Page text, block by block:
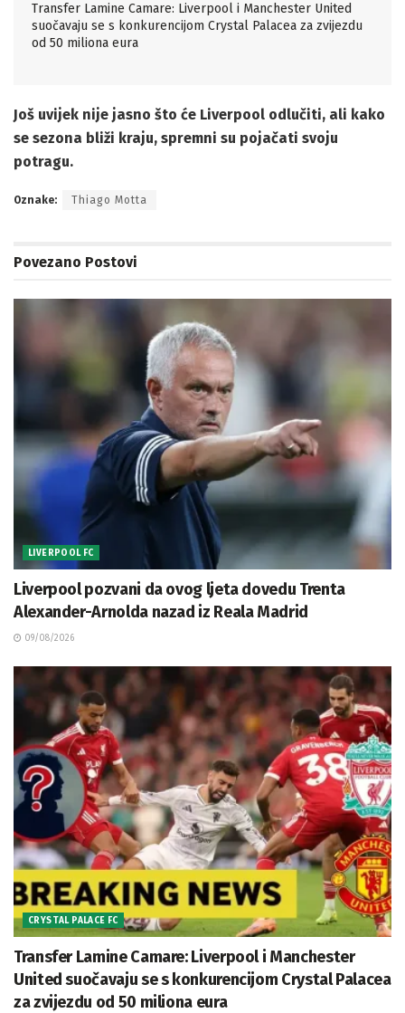
Transfer Lamine Camare: Liverpool i Manchester United
suočavaju se s konkurencijom Crystal Palacea za zvijezdu
od 50 miliona eura
Još uvijek nije jasno što će Liverpool odlučiti, ali kako
se sezona bliži kraju, spremni su pojačati svoju
potragu.
Oznake: Thiago Motta
Povezano Postovi
LIVERPOOL FC
Liverpool pozvani da ovog ljeta dovedu Trenta
Alexander-Arnolda nazad iz Reala Madrid
09/08/2026
CRYSTAL PALACE FC
Transfer Lamine Camare: Liverpool i Manchester
United suočavaju se s konkurencijom Crystal Palacea
za zvijezdu od 50 miliona eura